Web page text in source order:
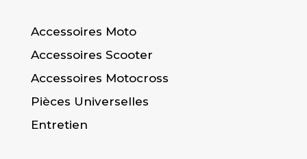
Accessoires Moto
Accessoires Scooter
Accessoires Motocross
Pièces Universelles
Entretien